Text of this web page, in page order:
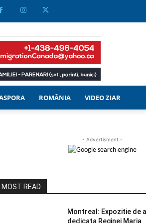
ROMÂNIA VIDEO ZIAR
- Advertisment -
MOST READ
Montreal: Expozitie de
dedicata Reginei Maria